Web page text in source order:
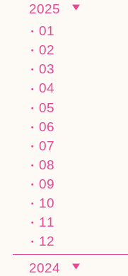
2025
01
02
03
04
05
06
07
08
09
10
11
12
2024